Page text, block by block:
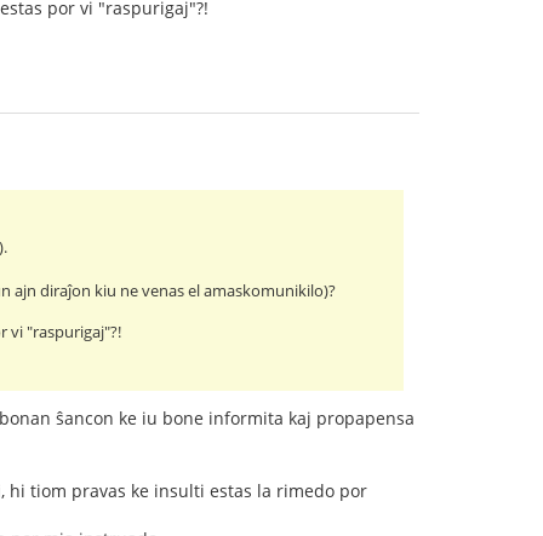
por vi "raspurigaj"?!
ajn diraĵon kiu ne venas el amaskomunikilo)?
vi "raspurigaj"?!
ŝancon ke iu bone informita kaj propapensa
hi tiom pravas ke insulti estas la rimedo por